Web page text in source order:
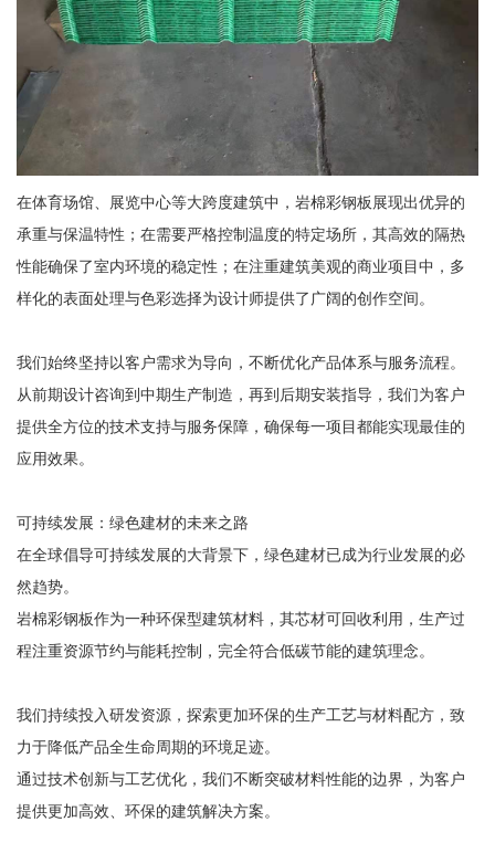
在体育场馆、展览中心等大跨度建筑中，岩棉彩钢板展现出优异的
承重与保温特性；在需要严格控制温度的特定场所，其高效的隔热
性能确保了室内环境的稳定性；在注重建筑美观的商业项目中，多
样化的表面处理与色彩选择为设计师提供了广阔的创作空间。
我们始终坚持以客户需求为导向，不断优化产品体系与服务流程。
从前期设计咨询到中期生产制造，再到后期安装指导，我们为客户
提供全方位的技术支持与服务保障，确保每一项目都能实现最佳的
应用效果。
可持续发展：绿色建材的未来之路
在全球倡导可持续发展的大背景下，绿色建材已成为行业发展的必
然趋势。
岩棉彩钢板作为一种环保型建筑材料，其芯材可回收利用，生产过
程注重资源节约与能耗控制，完全符合低碳节能的建筑理念。
我们持续投入研发资源，探索更加环保的生产工艺与材料配方，致
力于降低产品全生命周期的环境足迹。
通过技术创新与工艺优化，我们不断突破材料性能的边界，为客户
提供更加高效、环保的建筑解决方案。